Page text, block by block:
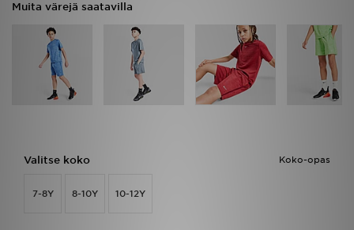
Muita värejä saatavilla
Koko-opas
Valitse koko
7-8Y 8-10Y 10-12Y